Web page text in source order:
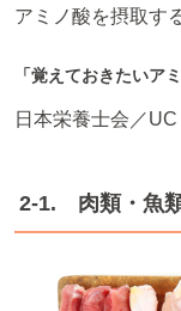
アミノ酸を摂取す
「覚えておきたいア
日本栄養士会／
2-1. 肉類・魚